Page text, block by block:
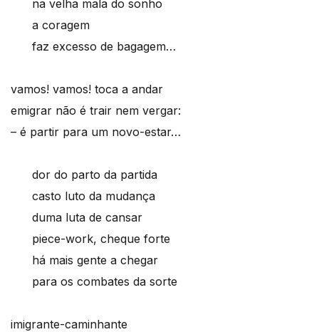
na velha mala do sonho
a coragem
faz excesso de bagagem…
vamos! vamos! toca a andar
emigrar não é trair nem vergar:
– é partir para um novo-estar…
dor do parto da partida
casto luto da mudança
duma luta de cansar
piece-work, cheque forte
há mais gente a chegar
para os combates da sorte
imigrante-caminhante